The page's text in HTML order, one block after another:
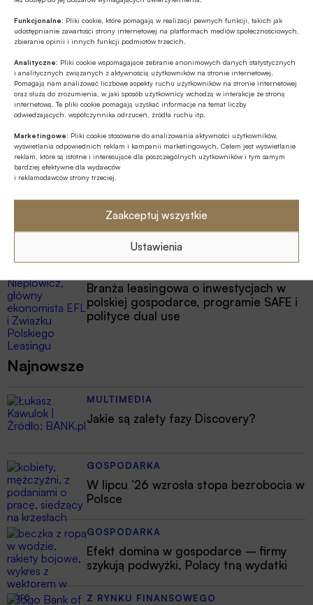
Funkcjonalne: Pliki cookie, które pomagają w realizacji pewnych funkcji, takich jak
udostępnianie zawartości strony internetowej na platformach mediów społecznościowych,
zbieranie opinii i innych funkcji podmiotów trzecich.
Analityczne: Pliki cookie wspomagające zebranie anonimowych danych statystycznych
i analitycznych związanych z aktywnością użytkowników na stronie internetowej.
Pomagają nam analizować liczbowe aspekty ruchu użytkowników na stronie internetowej
oraz służą do zrozumienia, w jaki sposób użytkownicy wchodzą w interakcje ze stroną
internetową. Te pliki cookie pomagają uzyskać informacje na temat liczby
odwiedzających, współczynnika odrzuceń, źródła ruchu itp.
Marketingowe: Pliki cookie stosowane do analizowania aktywności użytkowników,
wyświetlania odpowiednich reklam i kampanii marketingowych. Celem jest wyświetlanie
reklam, które są istotne i interesujące dla poszczególnych użytkowników i tym samym
bardziej efektywne dla wydawców
i reklamodawców strony trzeciej.
Zaakceptuj wszystkie
Ustawienia
Polecamy
MULTIMEDIA
Banki mogą bezpośrednio finansować
przemysł zbrojeniowy
Z RYNKU FINANSOWEGO
PKO BP o nowych zasadach
ustawowych w sprawach frankowych
MULTIMEDIA
Na czym polega faza Discovery?
Branża leasingowa o inwestycjach w
polskiej gospodarce, programie SAFE i
polityce dual use
Najnowsze
MULTIMEDIA
Jakie są zalety fazy Discovery?
GOSPODARKA
W lipcu ’26 wzrosła stopa bezrobocia w
Polsce
GOSPODARKA
Efekt domina w gospodarce – firmy
szykują podwyżki, Polacy tną wydatki
Z RYNKU FINANSOWEGO